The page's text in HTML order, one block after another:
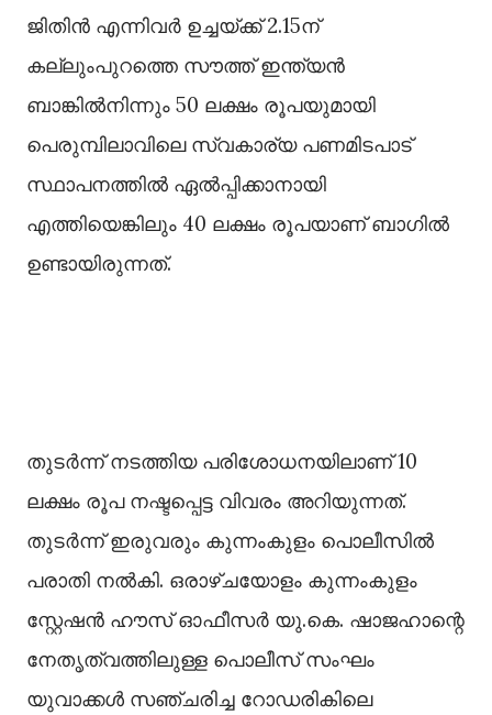
ജിതിന്‍ എന്നിവര്‍ ഉച്ചയ്ക്ക് 2.15ന്
കല്ലുംപുറത്തെ സൗത്ത് ഇന്ത്യന്‍
ബാങ്കില്‍നിന്നും 50 ലക്ഷം രൂപയുമായി
പെരുമ്പിലാവിലെ സ്വകാര്യ പണമിടപാട്
സ്ഥാപനത്തില്‍ ഏല്‍പ്പിക്കാനായി
എത്തിയെങ്കിലും 40 ലക്ഷം രൂപയാണ് ബാഗില്‍
ഉണ്ടായിരുന്നത്.
തുടര്‍ന്ന് നടത്തിയ പരിശോധനയിലാണ് 10
ലക്ഷം രൂപ നഷ്ടപ്പെട്ട വിവരം അറിയുന്നത്.
തുടര്‍ന്ന് ഇരുവരും കുന്നംകുളം പൊലീസില്‍
പരാതി നല്‍കി. ഒരാഴ്ചയോളം കുന്നംകുളം
സ്റ്റേഷന്‍ ഹൗസ് ഓഫീസര്‍ യു.കെ. ഷാജഹാന്റെ
നേതൃത്വത്തിലുള്ള പൊലീസ് സംഘം
യുവാക്കള്‍ സഞ്ചരിച്ച റോഡരികിലെ